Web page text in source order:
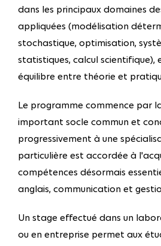
dans les principaux domaines
appliquées (modélisation
stochastique, optimisation,
statistiques, calcul scientifique),
équilibre entre théorie et
Le programme commence par
important socle commun et
progressivement à une
particulière est accordée à
compétences désormais
anglais, communication et
Un stage effectué dans un
ou en entreprise permet aux